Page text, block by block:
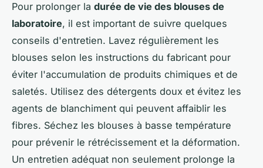
Pour prolonger la durée de vie des blouses de
laboratoire, il est important de suivre quelques
conseils d'entretien. Lavez régulièrement les
blouses selon les instructions du fabricant pour
éviter l'accumulation de produits chimiques et de
saletés. Utilisez des détergents doux et évitez les
agents de blanchiment qui peuvent affaiblir les
fibres. Séchez les blouses à basse température
pour prévenir le rétrécissement et la déformation.
Un entretien adéquat non seulement prolonge la